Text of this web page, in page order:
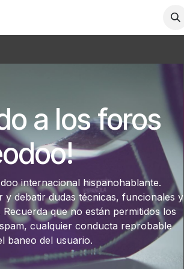
a los foros
internacional hispanohablante.
debatir dudas técnicas, funcionales y
que no están permitidos los
cualquier conducta reprobable
baneo del usuario.